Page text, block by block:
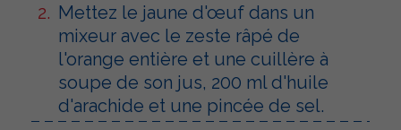
Mettez le jaune d'œuf dans un
mixeur avec le zeste râpé de
l'orange entière et une cuillère à
soupe de son jus, 200 ml d'huile
d'arachide et une pincée de sel.